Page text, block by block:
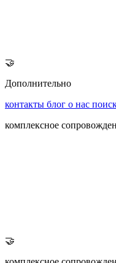
🤝
Дополнительно
контакты блог о нас
комплексное
🤝